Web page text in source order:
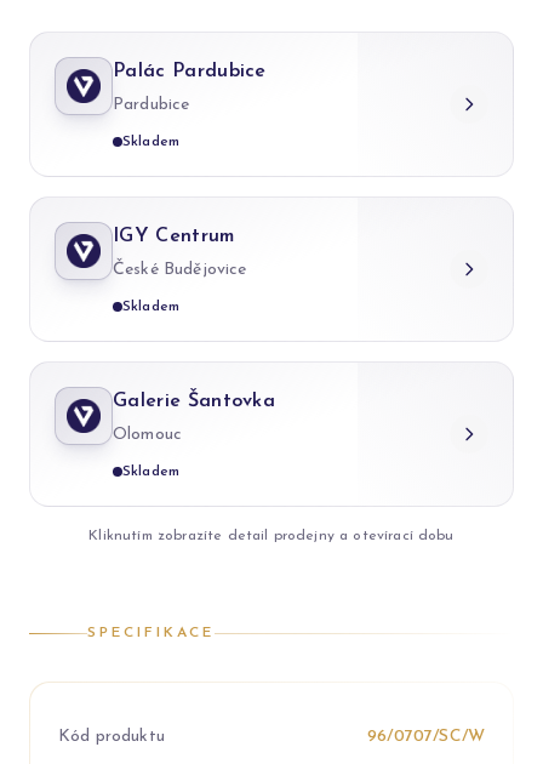
Palác Pardubice
Pardubice
Skladem
IGY Centrum
České Budějovice
Skladem
Galerie Šantovka
Olomouc
Skladem
Kliknutím zobrazíte detail prodejny a otevírací dobu
SPECIFIKACE
Kód produktu 96/0707/SC/W